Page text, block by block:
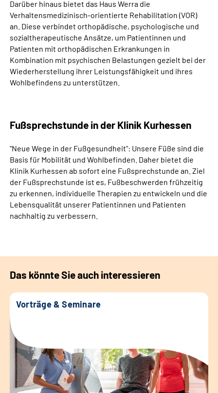
Darüber hinaus bietet das Haus Werra die
Verhaltensmedizinisch-orientierte Rehabilitation (VOR)
an. Diese verbindet orthopädische, psychologische und
sozialtherapeutische Ansätze, um Patientinnen und
Patienten mit orthopädischen Erkrankungen in
Kombination mit psychischen Belastungen gezielt bei der
Wiederherstellung ihrer Leistungsfähigkeit und ihres
Wohlbefindens zu unterstützen.
Fußsprechstunde in der Klinik Kurhessen
"Neue Wege in der Fußgesundheit": Unsere Füße sind die
Basis für Mobilität und Wohlbefinden. Daher bietet die
Klinik Kurhessen ab sofort eine Fußsprechstunde an. Ziel
der Fußsprechstunde ist es, Fußbeschwerden frühzeitig
zu erkennen, individuelle Therapien zu entwickeln und die
Lebensqualität unserer Patientinnen und Patienten
nachhaltig zu verbessern.
Das könnte Sie auch interessieren
Vorträge & Seminare